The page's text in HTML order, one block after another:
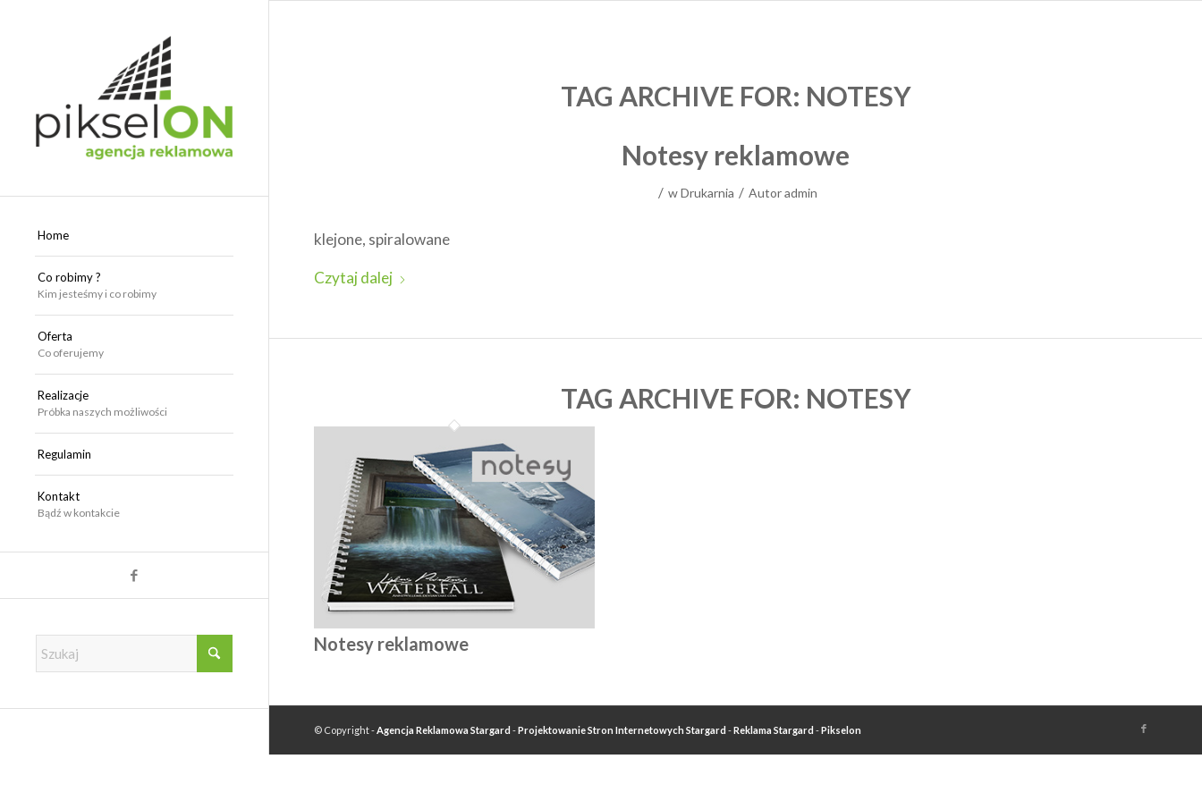
Home
Co robimy ?
Kim jesteśmy i co robimy
Oferta
Co oferujemy
Realizacje
Próbka naszych możliwości
Regulamin
Kontakt
Bądź w kontakcie
TAG ARCHIVE FOR: NOTESY
Notesy reklamowe
/ wDrukarnia / Autoradmin
klejone, spiralowane
Czytaj dalej
TAG ARCHIVE FOR: NOTESY
Notesy reklamowe
© Copyright - Agencja Reklamowa Stargard -Projektowanie Stron Internetowych Stargard -Reklama Stargard -Pikselon